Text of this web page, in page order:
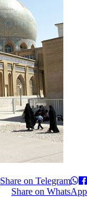
Share on Telegram
Share on WhatsApp